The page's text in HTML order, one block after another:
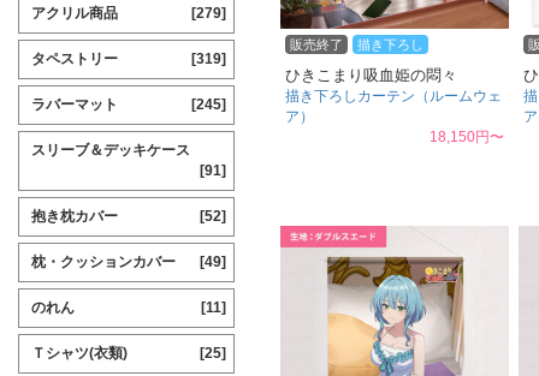
販売終了 描き下ろし
ひきこまり吸血姫の悶々
描き下ろしカーテン（ルームウェ
ア）
18,150円〜
アクリル商品 [279]
タペストリー [319]
ラバーマット [245]
スリーブ＆デッキケース
[91]
抱き枕カバー [52]
枕・クッションカバー [49]
のれん [11]
Ｔシャツ(衣類) [25]